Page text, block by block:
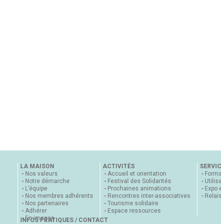
LA MAISON
Nos valeurs
Notre démarche
L’équipe
Nos membres adhérents
Nos partenaires
Adhérer
En images
ACTIVITÉS
Accueil et orientation
Festival des Solidarités
Prochaines animations
Rencontres inter-associatives
Tourisme solidaire
Espace ressources
Expo
INFOS PRATIQUES / CONTACT